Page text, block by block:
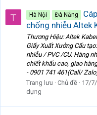
T Hà Nội Đà Nẵng
chống nhiễu Altek
Thương Hiệu: Altek
Giấy Xuất Xưởng Cấu
nhiễu / PVC /CU. Hàng
chiết khấu cao, giao
- 0901 741 461(Call/
Trang lưu
Chủ đề 17/
dựng